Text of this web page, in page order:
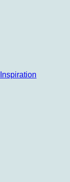
Inspiration